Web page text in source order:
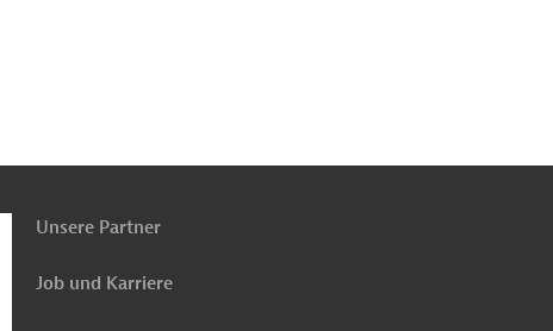
oben
Unsere Partner
Job und Karriere